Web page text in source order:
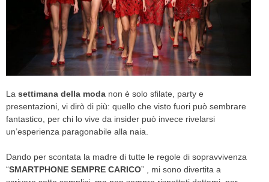
PARTIES
CELEB
VIDEO
PRESS
CONTACT
ABOUT
La settimana della moda non è solo sfilate, party e
presentazioni, vi dirò di più: quello che visto fuori può sembrare
fantastico, per chi lo vive da insider può invece rivelarsi
un’esperienza paragonabile alla naia.
Dando per scontata la madre di tutte le regole di sopravvivenza
“SMARTPHONE SEMPRE CARICO” , mi sono divertita a